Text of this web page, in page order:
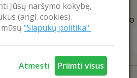
Jūsų naršymo kokybę,
(angl. cookies).
"Slapukų politika".
Atmesti Priimti visus